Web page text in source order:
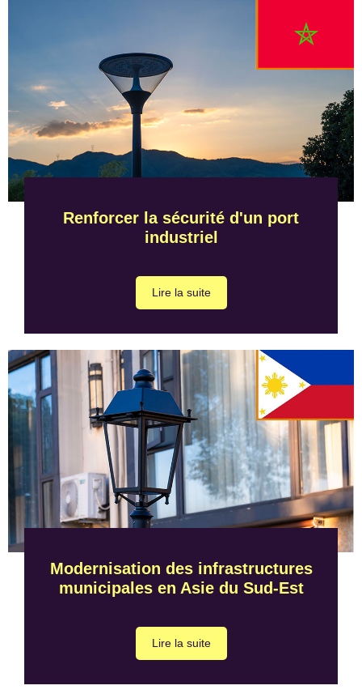
Renforcer la sécurité d'un port
industriel
Lire la suite
Modernisation des infrastructures
municipales en Asie du Sud-Est
Lire la suite